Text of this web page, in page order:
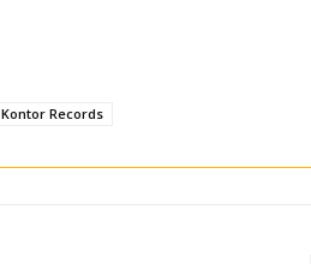
Kontor Records